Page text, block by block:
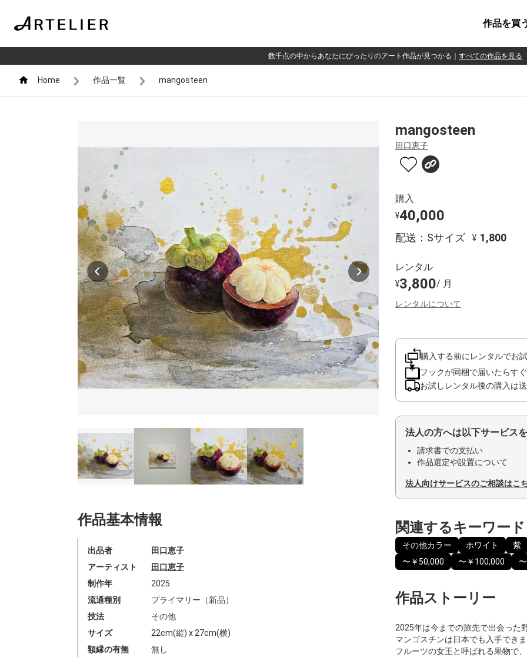
作品を買
数千点の中からあなたにぴったりのアート作品が見つかる すべての作品を見る
Home 作品一覧 mangosteen
作品基本情報
出品者
田口恵子
アーティスト
田口恵子
制作年
2025
流通種別
プライマリー（新品）
技法
その他
サイズ
22cm(縦) x 27cm(横)
額縁の有無
無し
mangosteen
田口恵子
購入
¥40,000
配送：Sサイズ ¥ 1,800
レンタル
¥3,800/ 月
レンタルについて
購入する前にレンタルでお
フックが同梱で届いたらす
お試しレンタル後の購入は
法人の方へは以下サービス
請求書での支払い
作品選定や設置について
法人向けサービスのご相談はこ
関連するキーワード
その他カラー ホワイト
紫
〜￥50,000
〜￥100,000
作品ストーリー
2025年は今までの旅先で出会った
マンゴスチンは日本でも入手でき
フルーツの女王と呼ばれる果物で